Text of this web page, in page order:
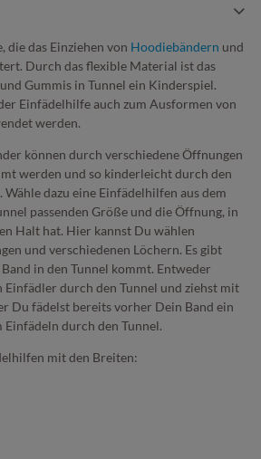
die das Einziehen von Hoodiebändern und
Durch das flexible Material ist das
Gummis in Tunnel ein Kinderspiel.
Einfädelhilfe auch zum Ausformen von
werden.
können durch verschiedene Öffnungen
werden und so kinderleicht durch den
dazu eine Einfädelhilfen aus dem
passenden Größe und die Öffnung, in
Halt hat. Hier kannst Du wählen
und verschiedenen Löchern. Es gibt
in den Tunnel kommt. Entweder
Einfädler durch den Tunnel und ziehst mit
Du fädelst bereits vorher Dein Band ein
Einfädeln durch den Tunnel.
mit den Breiten: